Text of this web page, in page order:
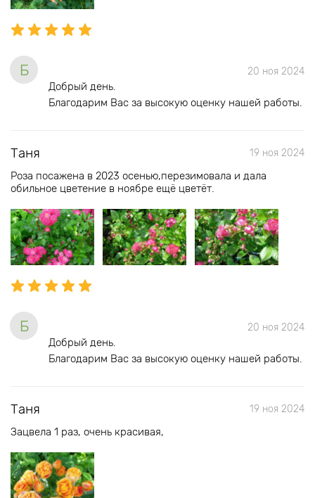
Б 20 ноя 2024
Добрый день.
Благодарим Вас за высокую оценку нашей работы.
Таня 19 ноя 2024
Роза посажена в 2023 осенью,перезимовала и дала
обильное цветение в ноябре ещё цветёт.
Б 20 ноя 2024
Добрый день.
Благодарим Вас за высокую оценку нашей работы.
Таня 19 ноя 2024
Зацвела 1 раз, очень красивая,